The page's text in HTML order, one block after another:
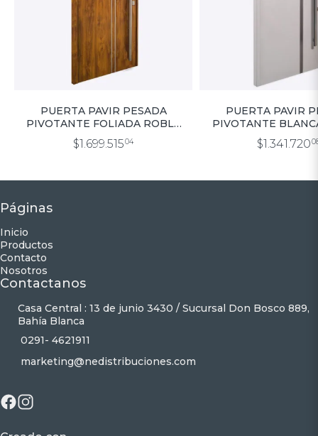
PUERTA PAVIR PESADA
PIVOTANTE FOLIADA ROBLE
1.00X2.00
$1.699.51504
PUERTA PAVIR
PIVOTANTE
CIEGA
$1.341.720
Páginas
Inicio
Productos
Contacto
Nosotros
Contactanos
Casa Central : 13 de junio 3430 / Sucursal Don Bosco 889,
Bahía Blanca
0291- 4621911
marketing@nedistribuciones.com